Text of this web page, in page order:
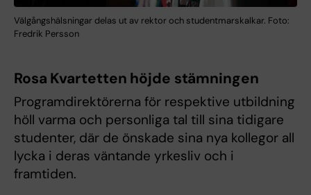
Välgångshälsningar delas ut av rektor och studentmarskalkar. Foto:
Fredrik Persson
Rosa Kvartetten höjde stämningen
Programdirektörerna för respektive utbildning
höll varma och personliga tal till sina tidigare
studenter, där de önskade sina nya kollegor all
lycka i deras väntande yrkesliv och i
framtiden.